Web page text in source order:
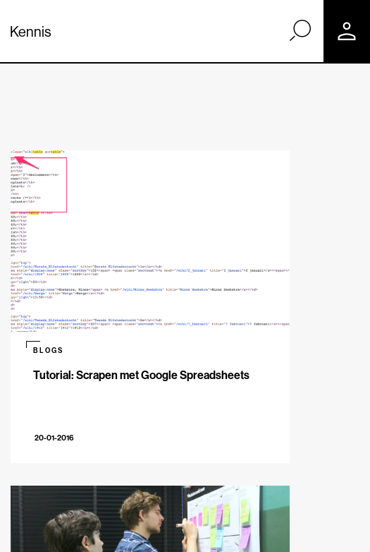
Kennis
Tutorial: Scrapen met Google Spreadsheets
BLOGS
20-01-2016